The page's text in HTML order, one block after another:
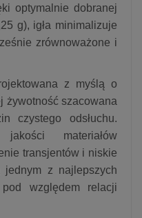
optymalnie dobranej
g), igła minimalizuje
zrównoważone i
z myślą o
żywotność szacowana
czystego odsłuchu.
materiałów
transjentów i niskie
jednym z najlepszych
względem relacji